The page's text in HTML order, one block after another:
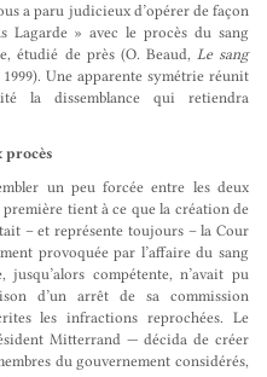
a paru judicieux d’opérer de façon
Lagarde » avec le procès du sang
étudié de près (O. Beaud, Le sang
Une apparente symétrie réunit
la dissemblance qui retiendra
procès
un peu forcée entre les deux
tient à ce que la création de
– et représente toujours – la Cour
provoquée par l’affaire du sang
compétente, n’avait pu
d’un arrêt de sa commission
les infractions reprochées. Le
Mitterrand — décida de créer
du gouvernement considérés,